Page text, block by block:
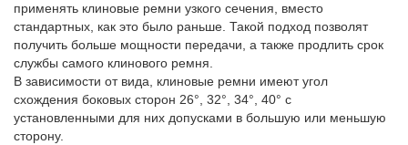
применять клиновые ремни узкого сечения, вместо
стандартных, как это было раньше. Такой подход позволят
получить больше мощности передачи, а также продлить срок
службы самого клинового ремня.
В зависимости от вида, клиновые ремни имеют угол
схождения боковых сторон 26°, 32°, 34°, 40° с
установленными для них допусками в большую или меньшую
сторону.